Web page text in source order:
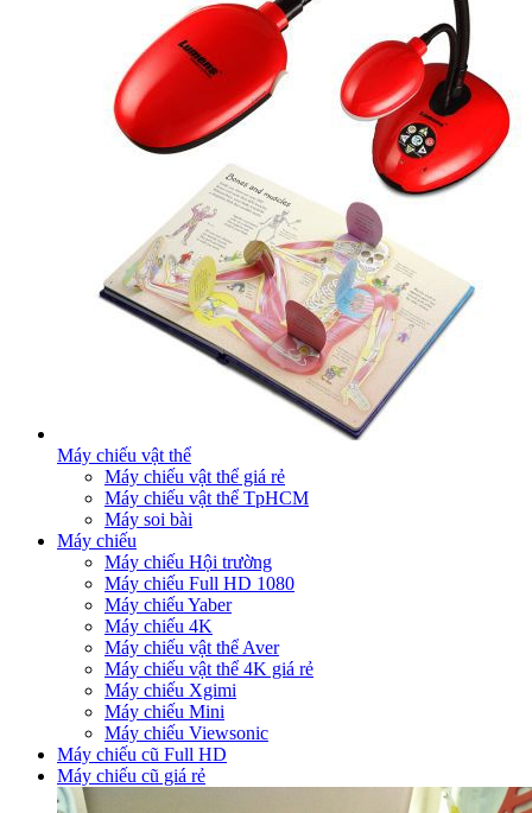
Máy chiếu vật thể
Máy chiếu vật thể giá rẻ
Máy chiếu vật thể TpHCM
Máy soi bài
Máy chiếu
Máy chiếu Hội trường
Máy chiếu Full HD 1080
Máy chiếu Yaber
Máy chiếu 4K
Máy chiếu vật thể Aver
Máy chiếu vật thể 4K giá rẻ
Máy chiếu Xgimi
Máy chiếu Mini
Máy chiếu Viewsonic
Máy chiếu cũ Full HD
Máy chiếu cũ giá rẻ